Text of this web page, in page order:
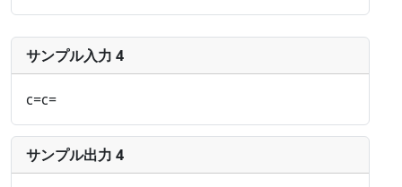
サンプル入力 4
c=c=
サンプル出力 4